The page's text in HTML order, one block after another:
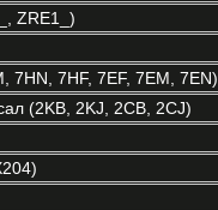
ZRE1_)
7HN, 7HF, 7EF, 7EM, 7EN)
(2KB, 2KJ, 2CB, 2CJ)